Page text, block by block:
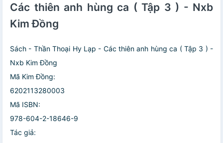
Các thiên anh hùng ca ( Tập 3 ) - Nxb
Kim Đồng
Sách - Thần Thoại Hy Lạp - Các thiên anh hùng ca ( Tập 3 ) -
Nxb Kim Đồng
Mã Kim Đồng:
6202113280003
Mã ISBN:
978-604-2-18646-9
Tác giả: